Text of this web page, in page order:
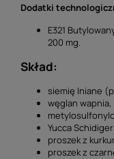
Dodatki
E321
200 mg.
Skład:
siemię lniane
węglan wapnia,
Yucca
proszek z
proszek z